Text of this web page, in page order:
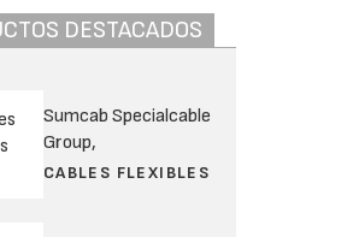
DESTACADOS
Sumcab Specialcable
Group,
CABLES FLEXIBLES